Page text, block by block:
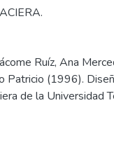
Ruíz, Ana
Patricio (1996).
de la Universidad